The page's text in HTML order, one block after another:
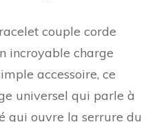
couple corde
incroyable charge
accessoire, ce
universel qui parle à
qui ouvre la serrure du